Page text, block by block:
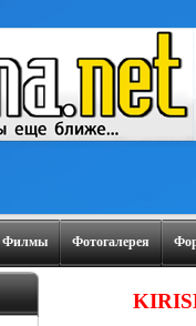
Филмы Фотогалерея